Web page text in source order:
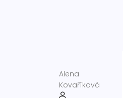
Alena
Kovaříková